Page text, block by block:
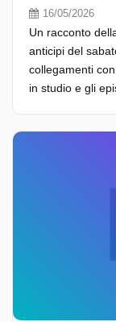
16/05/2026
Un racconto
anticipi del
collegamenti
in studio e gli